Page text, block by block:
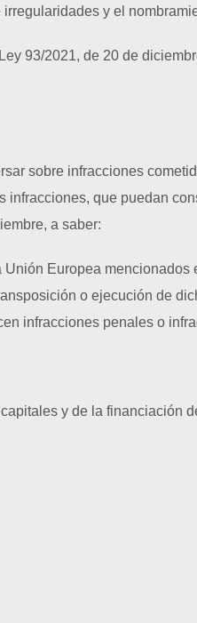
y el
93/2021, de 20 de
sobre infracciones
que puedan
a saber:
Europea
o ejecución de
infracciones penales o
y de la financiación